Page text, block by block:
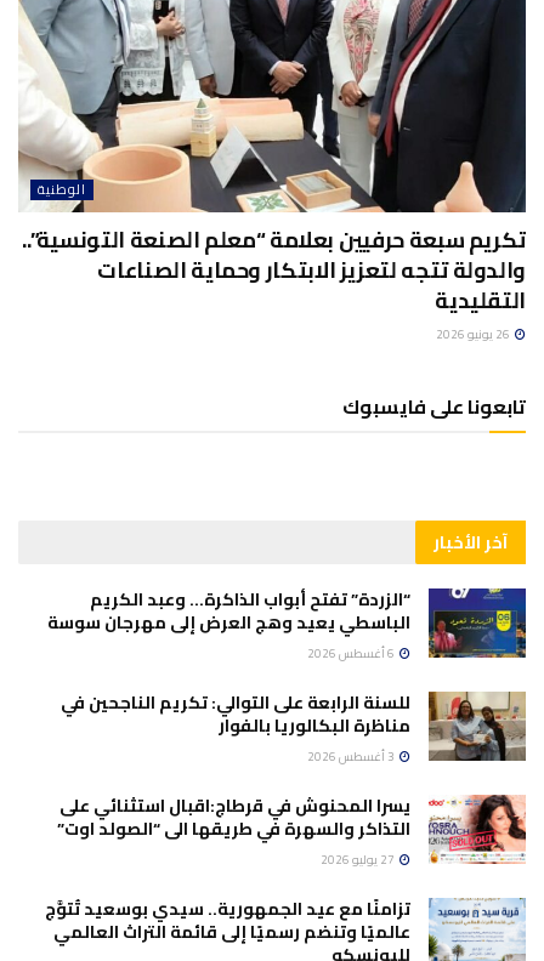
الوطنية
تكريم سبعة حرفيين بعلامة “معلم الصنعة التونسية”..
والدولة تتجه لتعزيز الابتكار وحماية الصناعات
التقليدية
تابعونا على فايسبوك
آخر الأخبار
“الزردة” تفتح أبواب الذاكرة… وعبد الكريم
الباسطي يعيد وهج العرض إلى مهرجان سوسة
للسنة الرابعة على التوالي: تكريم الناجحين في
مناظرة البكالوريا بالفوار
يسرا المحنوش في قرطاج:اقبال استثنائي على
التذاكر والسهرة في طريقها الى “الصولد اوت”
تزامنًا مع عيد الجمهورية.. سيدي بوسعيد تُتوَّج
عالميًا وتنضم رسميًا إلى قائمة التراث العالمي
لليونسكو